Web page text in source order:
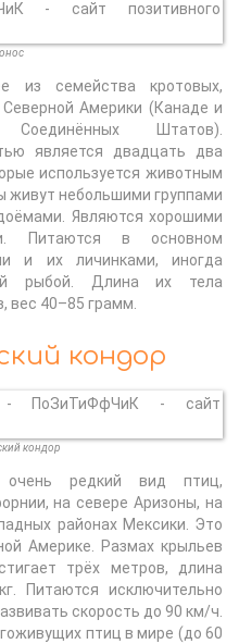
из семейства кротовых,
Америки (Канаде и
Соединённых Штатов).
является двадцать два
используется животным
живут небольшими группами
Являются хорошими
Питаются в основном
и их личинками, иногда
рыбой. Длина их тела
вес 40–85 грамм.
кондор
кондор
очень редкий вид птиц,
на севере Аризоны, на
районах Мексики. Это
Америке. Размах крыльев
трёх метров, длина
Питаются исключительно
скорость до 90 км/ч.
птиц в мире (до 60